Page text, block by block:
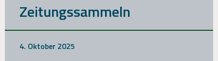
Zeitungssammeln
4. Oktober 2025